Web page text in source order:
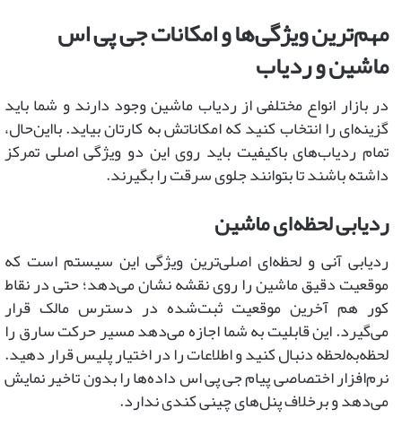
مهم‌ترین ویژگی‌ها و امکانات جی پی اس
ماشین و ردیاب
در بازار انواع مختلفی از ردیاب ماشین وجود دارند و شما باید
گزینه‌ای را انتخاب کنید که امکاناتش به کارتان بیاید. بااین‌حال،
تمام ردیاب‌های باکیفیت باید روی این دو ویژگی اصلی تمرکز
داشته باشند تا بتوانند جلوی سرقت را بگیرند.
ردیابی لحظه‌ای ماشین
ردیابی آنی و لحظه‌ای اصلی‌ترین ویژگی این سیستم است که
موقعیت دقیق ماشین را روی نقشه نشان می‌دهد؛ حتی در نقاط
کور هم آخرین موقعیت ثبت‌شده در دسترس مالک قرار
می‌گیرد. این قابلیت به شما اجازه می‌دهد مسیر حرکت سارق را
لحظه‌به‌لحظه دنبال کنید و اطلاعات را در اختیار پلیس قرار دهید.
نرم‌افزار اختصاصی پیام جی پی اس داده‌ها را بدون تاخیر نمایش
می‌دهد و برخلاف پنل‌های چینی کندی ندارد.